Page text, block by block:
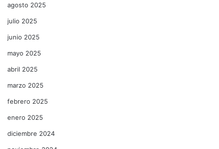
agosto 2025
julio 2025
junio 2025
mayo 2025
abril 2025
marzo 2025
febrero 2025
enero 2025
diciembre 2024